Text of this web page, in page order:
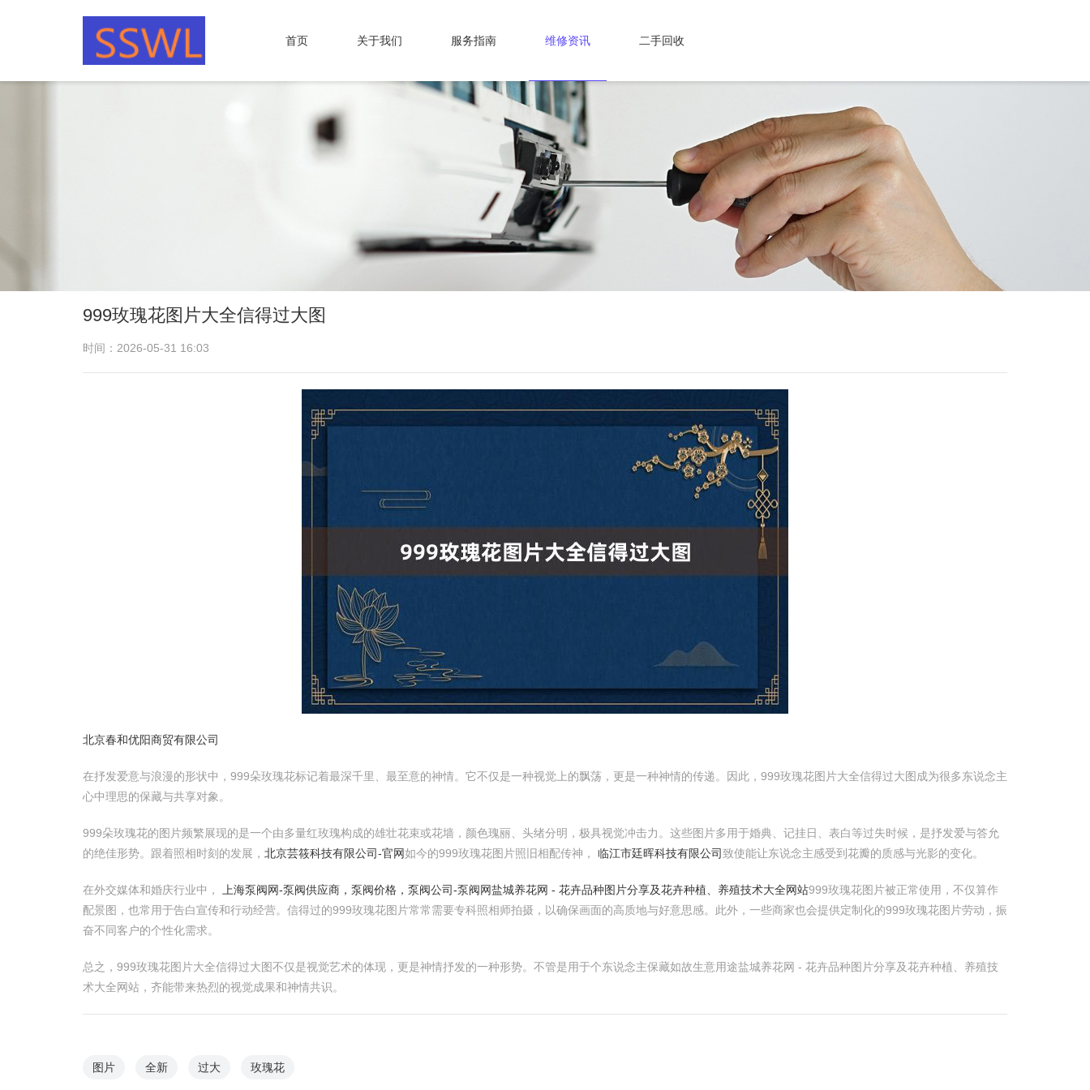
首页 关于我们 服务指南 维修资讯 二手回收
999玫瑰花图片大全信得过大图
时间：2026-05-31 16:03
北京春和优阳商贸有限公司
在抒发爱意与浪漫的形状中，999朵玫瑰花标记着最深千里、最至意的神情。它不仅是一种视觉上的飘荡，更是一种神情的传递。因此，999玫瑰花图片大全信得过大图成为很多东说念主
心中理思的保藏与共享对象。
999朵玫瑰花的图片频繁展现的是一个由多量红玫瑰构成的雄壮花束或花墙，颜色瑰丽、头绪分明，极具视觉冲击力。这些图片多用于婚典、记挂日、表白等过失时候，是抒发爱与答允
的绝佳形势。跟着照相时刻的发展， 北京芸筱科技有限公司-官网如今的999玫瑰花图片照旧相配传神， 临江市廷晖科技有限公司致使能让东说念主感受到花瓣的质感与光影的变化。
在外交媒体和婚庆行业中， 上海泵阀网-泵阀供应商，泵阀价格，泵阀公司-泵阀网盐城养花网 - 花卉品种图片分享及花卉种植、养殖技术大全网站999玫瑰花图片被正常使用，不仅算作
配景图，也常用于告白宣传和行动经营。信得过的999玫瑰花图片常常需要专科照相师拍摄，以确保画面的高质地与好意思感。此外，一些商家也会提供定制化的999玫瑰花图片劳动，振
奋不同客户的个性化需求。
总之，999玫瑰花图片大全信得过大图不仅是视觉艺术的体现，更是神情抒发的一种形势。不管是用于个东说念主保藏如故生意用途盐城养花网 - 花卉品种图片分享及花卉种植、养殖技
术大全网站，齐能带来热烈的视觉成果和神情共识。
图片 全新 过大 玫瑰花